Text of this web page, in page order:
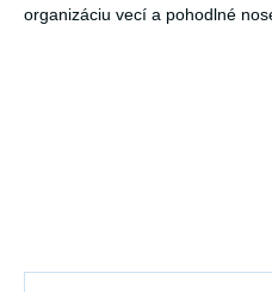
organizáciu vecí a pohodlné